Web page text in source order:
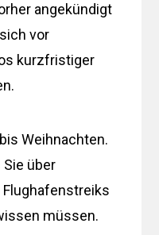
angekündigt
vor
kurzfristiger
Weihnachten.
Sie über
müssen.